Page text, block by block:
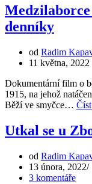
a
vojáků
do
pole
(1914)
II
Medzilaborce
denníky
od Radim
11 května, 2022
Dokumentární film o
1915, na jehož
Běží ve smyčce…
Utkal se u
od Radim
13 února, 2022
3 komentáře